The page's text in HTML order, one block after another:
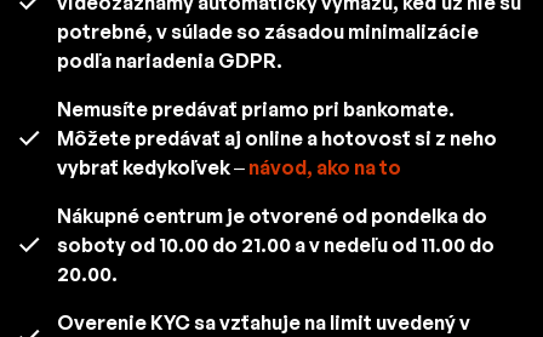
potrebné, v súlade so zásadou minimalizácie
podľa nariadenia GDPR.
Nemusíte predávať priamo pri bankomate.
Môžete predávať aj online a hotovosť si z neho
vybrať kedykoľvek – návod, ako na to
Nákupné centrum je otvorené od pondelka do
soboty od 10.00 do 21.00 a v nedeľu od 11.00 do
20.00.
Overenie KYC sa vzťahuje na limit uvedený v